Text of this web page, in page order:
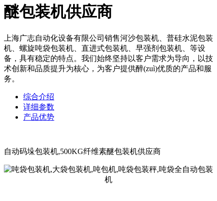
醚包装机供应商
上海广志自动化设备有限公司销售河沙包装机、普硅水泥包装
机、螺旋吨袋包装机、直进式包装机、早强剂包装机、等设
备，具有稳定的特点。我们始终坚持以客户需求为导向，以技
术创新和品质提升为核心，为客户提供醉(zuì)优质的产品和服
务。
综合介绍
详细参数
产品优势
自动码垛包装机,500KG纤维素醚包装机供应商